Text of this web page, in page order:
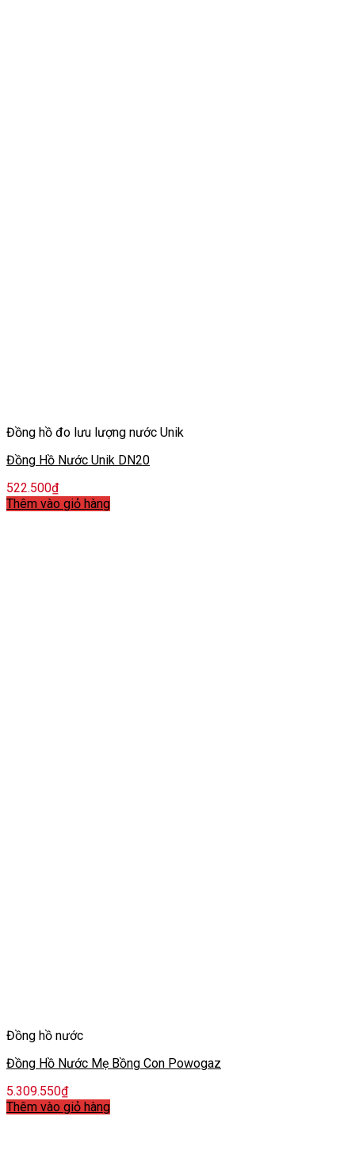
Đồng hồ đo lưu lượng nước Unik
Đồng Hồ Nước Unik DN20
522.500₫
Thêm vào giỏ hàng
Đồng hồ nước
Đồng Hồ Nước Mẹ Bồng Con Powogaz
5.309.550₫
Thêm vào giỏ hàng